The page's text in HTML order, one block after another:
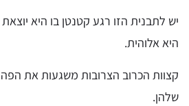
יש לתבנית הזו רגע קטנטן בו היא
היא אלוהית.
קצוות הכרוב הצרובות משגעות את
שלהן.